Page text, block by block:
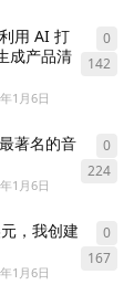
用 AI 打
成产品清
1月6日
142
0
著名的音
1月6日
224
0
，我创建
1月6日
167
0